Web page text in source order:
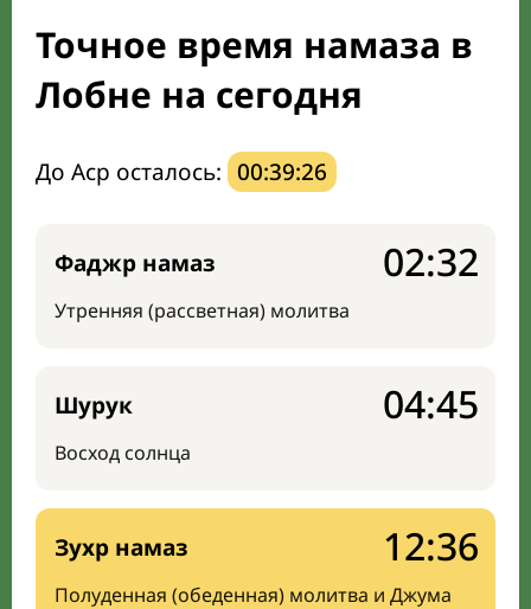
Мечети и молельные комнаты
Направление киблы
Точное время намаза в
Лобне на сегодня
До Аср осталось: 00:39:25
Фаджр намаз
Утренняя (рассветная) молитва
02:32
Шурук
Восход солнца
04:45
Зухр намаз
Полуденная (обеденная) молитва и Джума
12:36